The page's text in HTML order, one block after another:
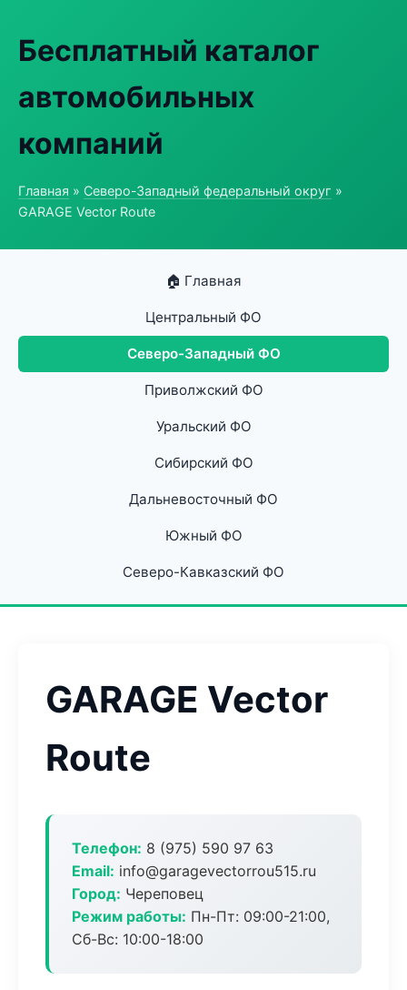
Бесплатный каталог
автомобильных
компаний
Главная » Северо-Западный федеральный округ »
GARAGE Vector Route
🏠 Главная
Центральный ФО
Северо-Западный ФО
Приволжский ФО
Уральский ФО
Сибирский ФО
Дальневосточный ФО
Южный ФО
Северо-Кавказский ФО
GARAGE Vector
Route
Телефон: 8 (975) 590 97 63
Email: info@garagevectorrou515.ru
Город: Череповец
Режим работы: Пн-Пт: 09:00-21:00,
Сб-Вс: 10:00-18:00